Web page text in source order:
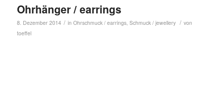
Ohrhänger / earrings
8. Dezember 2014 / in Ohrschmuck / earrings, Schmuck / jewellery / von
toeffel